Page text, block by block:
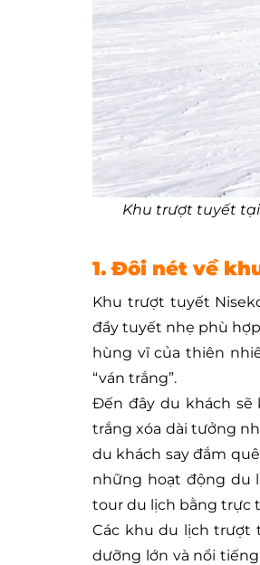
Khu trượt tuyết
1. Đôi nét về
Khu trượt tuyết
đầy tuyết nhẹ phù
hùng vĩ của thiên
“ván trắng”.
Đến đây du khách sẽ
trắng xóa dài tưởng
du khách say đắm
những hoạt động du
tour du lịch bằng trực
Các khu du lịch trượt
dưỡng lớn và nổi